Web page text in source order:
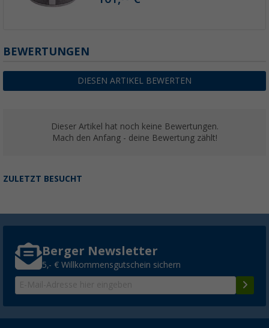
BEWERTUNGEN
DIESEN ARTIKEL BEWERTEN
Dieser Artikel hat noch keine Bewertungen.
Mach den Anfang - deine Bewertung zählt!
ZULETZT BESUCHT
Berger Newsletter
5,- € Willkommensgutschein sichern